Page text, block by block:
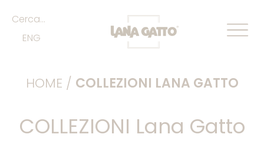
Cerca...
ENG
HOME / COLLEZIONI LANA GATTO
COLLEZIONI Lana Gatto